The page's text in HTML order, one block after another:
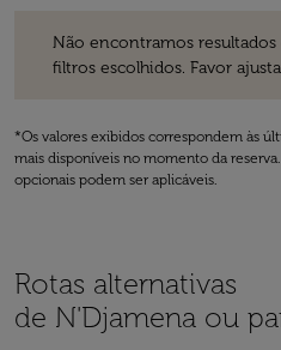
Não encontramos
filtros escolhidos. Favor
*Os valores exibidos correspondem às
mais disponíveis no momento da
opcionais podem ser aplicáveis.
Rotas alternativas
de N'Djamena ou